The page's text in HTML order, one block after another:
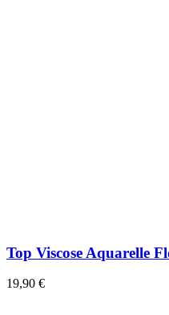
Top Viscose Aquarelle
19,90 €